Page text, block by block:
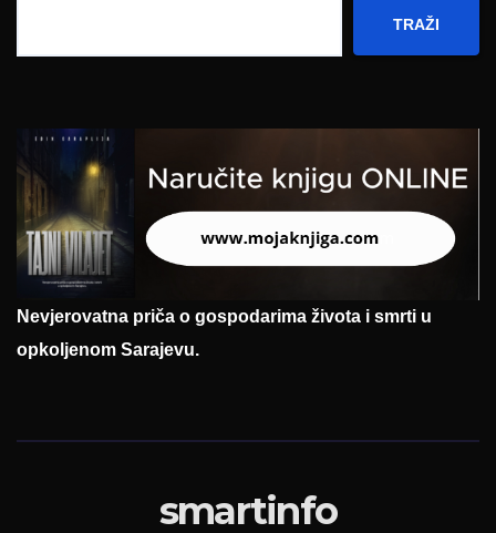
TRAŽI
Nevjerovatna priča o gospodarima života i smrti u
opkoljenom Sarajevu.
smartinfo